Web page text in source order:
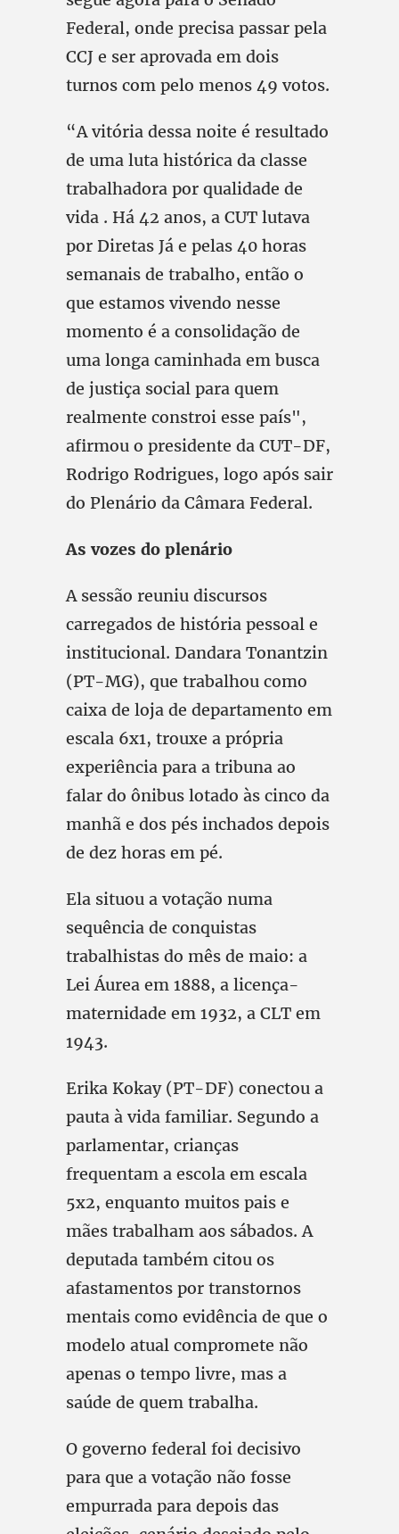
Federal, onde precisa passar pela
CCJ e ser aprovada em dois
turnos com pelo menos 49 votos.
“A vitória dessa noite é resultado
de uma luta histórica da classe
trabalhadora por qualidade de
vida . Há 42 anos, a CUT lutava
por Diretas Já e pelas 40 horas
semanais de trabalho, então o
que estamos vivendo nesse
momento é a consolidação de
uma longa caminhada em busca
de justiça social para quem
realmente constroi esse país",
afirmou o presidente da CUT-DF,
Rodrigo Rodrigues, logo após sair
do Plenário da Câmara Federal.
As vozes do plenário
A sessão reuniu discursos
carregados de história pessoal e
institucional. Dandara Tonantzin
(PT-MG), que trabalhou como
caixa de loja de departamento em
escala 6x1, trouxe a própria
experiência para a tribuna ao
falar do ônibus lotado às cinco da
manhã e dos pés inchados depois
de dez horas em pé.
Ela situou a votação numa
sequência de conquistas
trabalhistas do mês de maio: a
Lei Áurea em 1888, a licença-
maternidade em 1932, a CLT em
1943.
Erika Kokay (PT-DF) conectou a
pauta à vida familiar. Segundo a
parlamentar, crianças
frequentam a escola em escala
5x2, enquanto muitos pais e
mães trabalham aos sábados. A
deputada também citou os
afastamentos por transtornos
mentais como evidência de que o
modelo atual compromete não
apenas o tempo livre, mas a
saúde de quem trabalha.
O governo federal foi decisivo
para que a votação não fosse
empurrada para depois das